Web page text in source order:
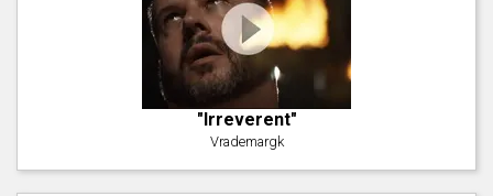
"Irreverent"
Vrademargk